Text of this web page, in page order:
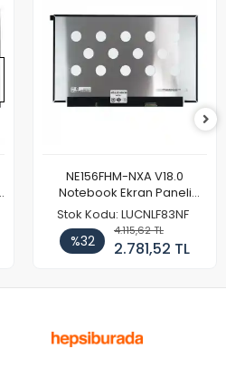
NE156FHM-NXA V18.0
Notebook Ekran Paneli
144Hz
Stok Kodu: LUCNLF83NF
%32
4.115,62 TL
2.781,52 TL